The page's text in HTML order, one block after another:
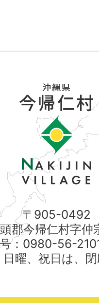
〒905-0492
郡今帰仁村字仲
：0980-56-
日曜、祝日は、